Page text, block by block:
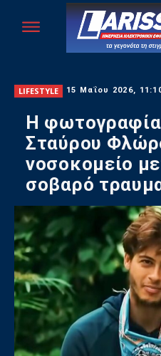
LIFESTYLE 15 Μαΐου 2026,
Η
Σταύρου
νοσοκομείο
σοβαρό